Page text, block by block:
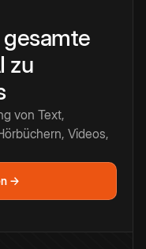
gesamte
zu
von Text,
Videos,
→